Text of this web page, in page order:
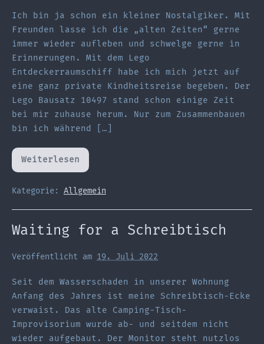
Ich bin ja schon ein kleiner Nostalgiker. Mit
Freunden lasse ich die „alten Zeiten“ gerne
immer wieder aufleben und schwelge gerne in
Erinnerungen. Mit dem Lego
Entdeckerraumschiff habe ich mich jetzt auf
eine ganz private Kindheitsreise begeben. Der
Lego Bausatz 10497 stand schon einige Zeit
bei mir zuhause herum. Nur zum Zusammenbauen
bin ich während […]
Weiterlesen
Mit
dem
in
die
Kategorie: Allgemein
Waiting for a Schreibtisch
Veröffentlicht am 19. Juli 2022
Seit dem Wasserschaden in unserer Wohnung
Anfang des Jahres ist meine Schreibtisch-Ecke
verwaist. Das alte Camping-Tisch-
Improvisorium wurde ab- und seitdem nicht
wieder aufgebaut. Der Monitor steht nutzlos